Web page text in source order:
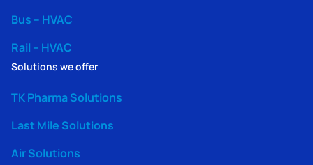
Bus – HVAC
Rail – HVAC
Solutions we offer
TK Pharma Solutions
Last Mile Solutions
Air Solutions